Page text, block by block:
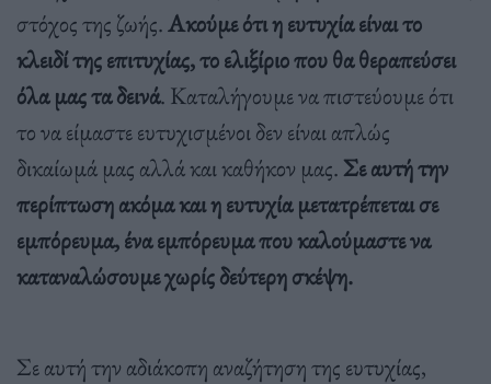
στόχος της ζωής.Ακούμε ότι η ευτυχία είναι το
κλειδί της επιτυχίας, το ελιξίριο που θα θεραπεύσει
όλα μας τα δεινά. Καταλήγουμε να πιστεύουμε ότι
το να είμαστε ευτυχισμένοι δεν είναι απλώς
δικαίωμά μας αλλά και καθήκον μας. Σε αυτή την
περίπτωση ακόμα και η ευτυχία μετατρέπεται σε
εμπόρευμα, ένα εμπόρευμα που καλούμαστε να
καταναλώσουμε χωρίς δεύτερη σκέψη.
Σε αυτή την αδιάκοπη αναζήτηση της ευτυχίας,